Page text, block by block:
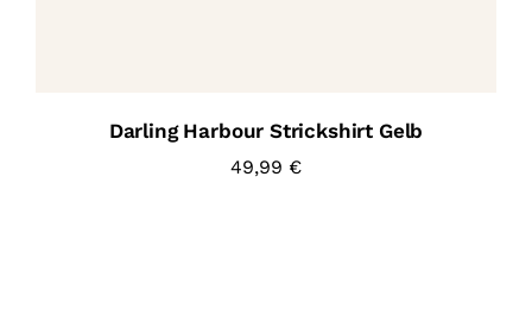
Darling Harbour Strickshirt Gelb
49,99 €